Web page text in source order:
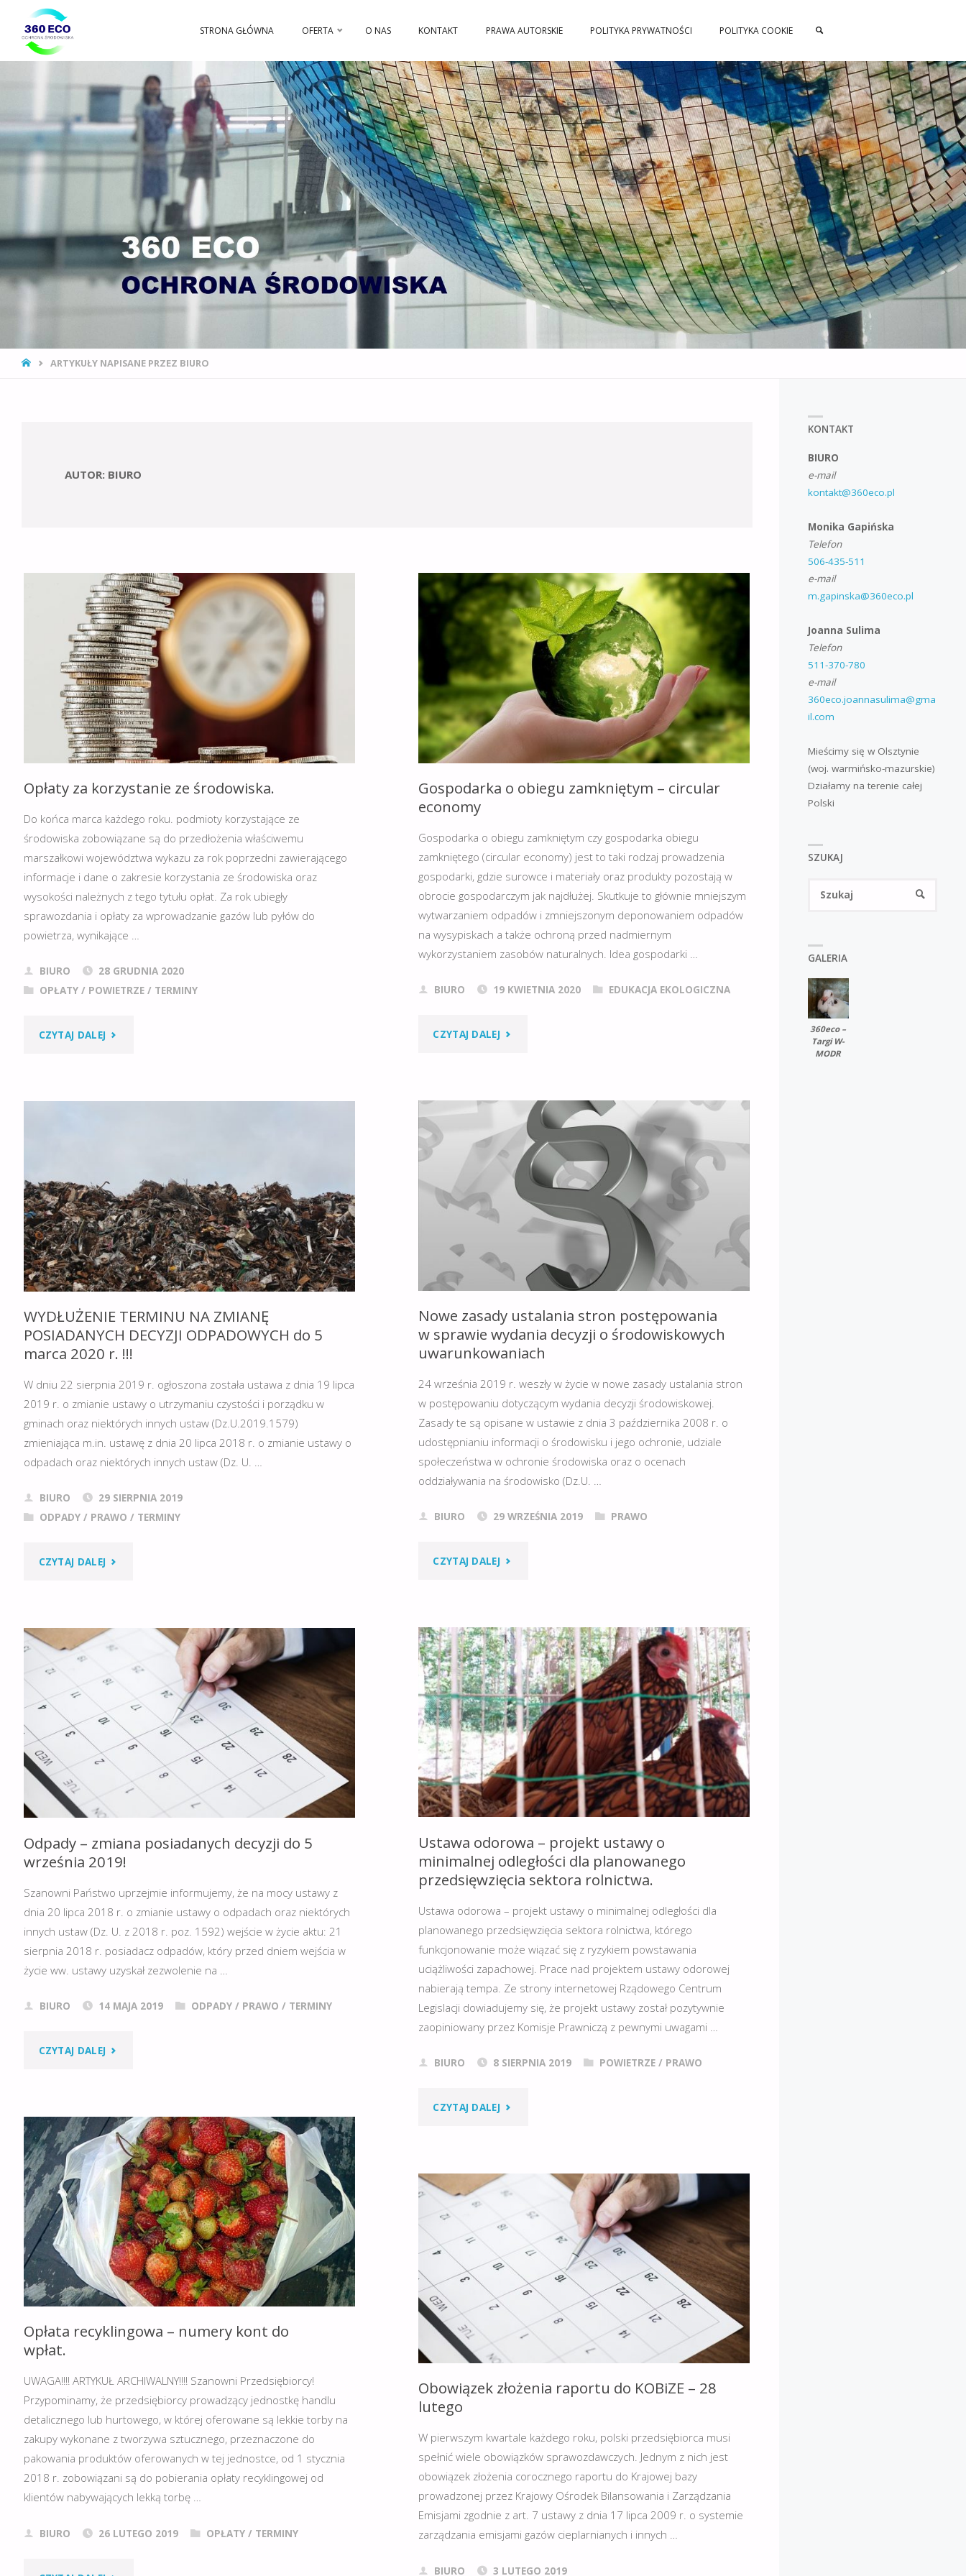
Gospodarowanie
Odpadami
treści
STRONA GŁÓWNA OFERTA O NAS KONTAKT PRAWA AUTORSKIE POLITYKA PRYWATNOŚCI POLITYKA COOKIE
SZUKAJ
STRONA
ARTYKUŁY NAPISANE PRZEZ BIURO
AUTOR: BIURO
Opłaty za korzystanie ze środowiska.
Do końca marca każdego roku. podmioty korzystające ze
środowiska zobowiązane są do przedłożenia właściwemu
marszałkowi województwa wykazu za rok poprzedni zawierającego
informacje i dane o zakresie korzystania ze środowiska oraz
wysokości należnych z tego tytułu opłat. Za rok ubiegły
sprawozdania i opłaty za wprowadzanie gazów lub pyłów do
powietrza, wynikające …
BIURO
28 GRUDNIA 2020
OPŁATY/ POWIETRZE/ TERMINY
CZYTAJ DALEJ "OPŁATY
Gospodarka o obiegu zamkniętym – circular
economy
Gospodarka o obiegu zamkniętym czy gospodarka obiegu
zamkniętego (circular economy) jest to taki rodzaj prowadzenia
gospodarki, gdzie surowce i materiały oraz produkty pozostają w
obrocie gospodarczym jak najdłużej. Skutkuje to głównie mniejszym
wytwarzaniem odpadów i zmniejszonym deponowaniem odpadów
na wysypiskach a także ochroną przed nadmiernym
wykorzystaniem zasobów naturalnych. Idea gospodarki …
BIURO 19 KWIETNIA 2020 EDUKACJA EKOLOGICZNA
CZYTAJ DALEJ "GOSPODARKA
ZAMKNIĘTYM
–
CIRCULAR
ECONOMY"
Nowe zasady ustalania stron postępowania
w sprawie wydania decyzji o środowiskowych
uwarunkowaniach
24 września 2019 r. weszły w życie w nowe zasady ustalania stron
w postępowaniu dotyczącym wydania decyzji środowiskowej.
Zasady te są opisane w ustawie z dnia 3 października 2008 r. o
udostępnianiu informacji o środowisku i jego ochronie, udziale
społeczeństwa w ochronie środowiska oraz o ocenach
oddziaływania na środowisko (Dz.U. …
BIURO 29 WRZEŚNIA 2019 PRAWO
CZYTAJ DALEJ "NOWE
STRON
POSTĘPOWANIA
W
SPRAWIE
WYDANIA
DECYZJI
O
ŚRODOWISKOWYCH
UWARUNKOWANIACH"
WYDŁUŻENIE TERMINU NA ZMIANĘ
POSIADANYCH DECYZJI ODPADOWYCH do 5
marca 2020 r. !!!
W dniu 22 sierpnia 2019 r. ogłoszona została ustawa z dnia 19 lipca
2019 r. o zmianie ustawy o utrzymaniu czystości i porządku w
gminach oraz niektórych innych ustaw (Dz.U.2019.1579)
zmieniająca m.in. ustawę z dnia 20 lipca 2018 r. o zmianie ustawy o
odpadach oraz niektórych innych ustaw (Dz. U. …
BIURO
29 SIERPNIA 2019
ODPADY/ PRAWO / TERMINY
CZYTAJ DALEJ "WYDŁUŻENIE
ZMIANĘ
POSIADANYCH
DECYZJI
ODPADOWYCH
5
MARCA
R.
!!!"
Ustawa odorowa – projekt ustawy o
minimalnej odległości dla planowanego
przedsięwzięcia sektora rolnictwa.
Ustawa odorowa – projekt ustawy o minimalnej odległości dla
planowanego przedsięwzięcia sektora rolnictwa, którego
funkcjonowanie może wiązać się z ryzykiem powstawania
uciążliwości zapachowej. Prace nad projektem ustawy odorowej
nabierają tempa. Ze strony internetowej Rządowego Centrum
Legislacji dowiadujemy się, że projekt ustawy został pozytywnie
zaopiniowany przez Komisje Prawniczą z pewnymi uwagami …
BIURO 8 SIERPNIA 2019 POWIETRZE/ PRAWO
CZYTAJ DALEJ "USTAWA
PROJEKT
USTAWY
O
MINIMALNEJ
ODLEGŁOŚCI
DLA
PLANOWANEGO
SEKTORA
ROLNICTWA."
Odpady – zmiana posiadanych decyzji do 5
września 2019!
Szanowni Państwo uprzejmie informujemy, że na mocy ustawy z
dnia 20 lipca 2018 r. o zmianie ustawy o odpadach oraz niektórych
innych ustaw (Dz. U. z 2018 r. poz. 1592) wejście w życie aktu: 21
sierpnia 2018 r. posiadacz odpadów, który przed dniem wejścia w
życie ww. ustawy uzyskał zezwolenie na …
BIURO 14 MAJA 2019 ODPADY/ PRAWO / TERMINY
CZYTAJ DALEJ "ODPADY
POSIADANYCH
DECYZJI
DO
WRZEŚNIA
2019!"
Opłata recyklingowa – numery kont do
wpłat.
UWAGA!!!! ARTYKUŁ ARCHIWALNY!!!! Szanowni Przedsiębiorcy!
Przypominamy, że przedsiębiorcy prowadzący jednostkę handlu
detalicznego lub hurtowego, w której oferowane są lekkie torby na
zakupy wykonane z tworzywa sztucznego, przeznaczone do
pakowania produktów oferowanych w tej jednostce, od 1 stycznia
2018 r. zobowiązani są do pobierania opłaty recyklingowej od
klientów nabywających lekką torbę …
BIURO 26 LUTEGO 2019 OPŁATY/ TERMINY
Obowiązek złożenia raportu do KOBiZE – 28
lutego
W pierwszym kwartale każdego roku, polski przedsiębiorca musi
spełnić wiele obowiązków sprawozdawczych. Jednym z nich jest
obowiązek złożenia corocznego raportu do Krajowej bazy
prowadzonej przez Krajowy Ośrodek Bilansowania i Zarządzania
Emisjami zgodnie z art. 7 ustawy z dnia 17 lipca 2009 r. o systemie
zarządzania emisjami gazów cieplarnianych i innych …
BIURO 3 LUTEGO 2019
KONTAKT
BIURO
e-mail
kontakt@360eco.pl
Monika Gapińska
Telefon
506-435-511
e-mail
m.gapinska@360eco.pl
Joanna Sulima
Telefon
511-370-780
e-mail
360eco.joannasulima@gma
il.com
Mieścimy się w Olsztynie
(woj. warmińsko-mazurskie)
Działamy na terenie całej
Polski
SZUKAJ
SZUKAJ
GALERIA
360eco –
Targi W-
MODR